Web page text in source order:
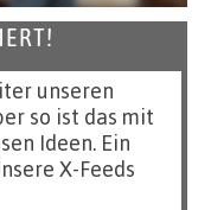
unseren
so ist das mit
Ideen. Ein
X-Feeds